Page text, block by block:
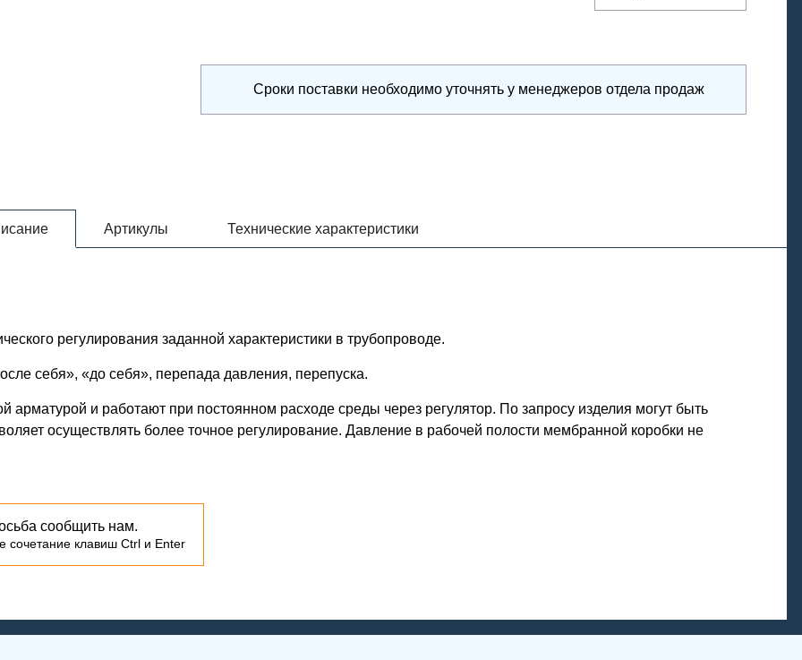
Сроки поставки необходимо уточнять у менеджеров отдела продаж
Артикулы Технические характеристики
регулирования заданной характеристики в трубопроводе.
себя», «до себя», перепада давления, перепуска.
арматурой и работают при постоянном расходе среды через регулятор. По запросу изделия могут быть
осуществлять более точное регулирование. Давление в рабочей полости мембранной коробки не
сообщить нам.
сочетание клавиш Ctrl и Enter